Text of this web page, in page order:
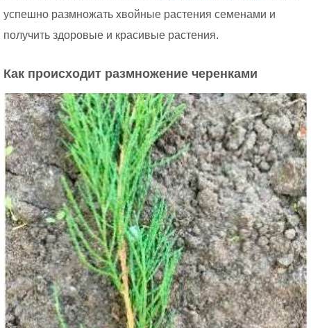
успешно размножать хвойные растения семенами и
получить здоровые и красивые растения.
Как происходит размножение черенками